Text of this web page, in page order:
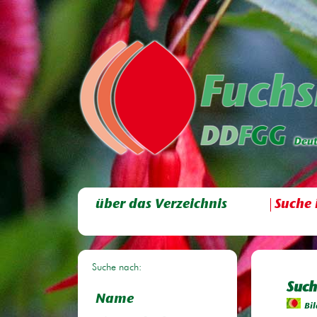
über das Verzeichnis Suche
Suche nach:
Name